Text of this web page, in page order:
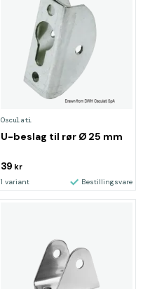
Osculati
U-beslag til rør Ø 25 mm
39 kr
1 variant Bestillingsvare